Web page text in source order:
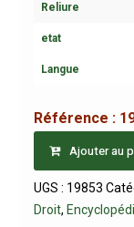
Reliure
etat
Langue
Référence :
Ajouter au
UGS : 19853
Droit,